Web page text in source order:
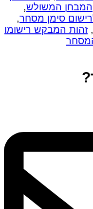
המבחן המשולש,
סימן מסחר,
,זהות המבקש רישומו